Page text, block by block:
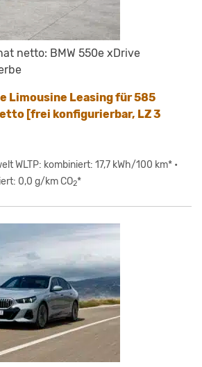
netto: BMW 550e xDrive
Limousine Leasing für 585
[frei konfigurierbar, LZ 3
WLTP: kombiniert: 17,7 kWh/100 km* •
0,0 g/km CO2*